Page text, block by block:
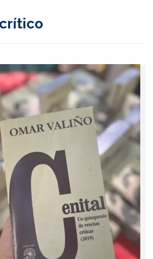
crítico